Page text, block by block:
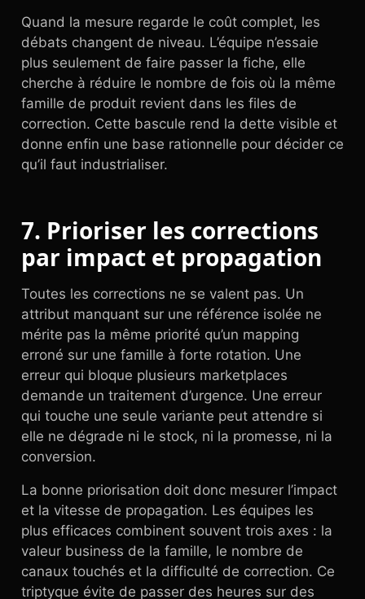
Quand la mesure regarde le coût complet, les
débats changent de niveau. L’équipe n’essaie
plus seulement de faire passer la fiche, elle
cherche à réduire le nombre de fois où la même
famille de produit revient dans les files de
correction. Cette bascule rend la dette visible et
donne enfin une base rationnelle pour décider ce
qu’il faut industrialiser.
7. Prioriser les corrections
par impact et propagation
Toutes les corrections ne se valent pas. Un
attribut manquant sur une référence isolée ne
mérite pas la même priorité qu’un mapping
erroné sur une famille à forte rotation. Une
erreur qui bloque plusieurs marketplaces
demande un traitement d’urgence. Une erreur
qui touche une seule variante peut attendre si
elle ne dégrade ni le stock, ni la promesse, ni la
conversion.
La bonne priorisation doit donc mesurer l’impact
et la vitesse de propagation. Les équipes les
plus efficaces combinent souvent trois axes : la
valeur business de la famille, le nombre de
canaux touchés et la difficulté de correction. Ce
triptyque évite de passer des heures sur des